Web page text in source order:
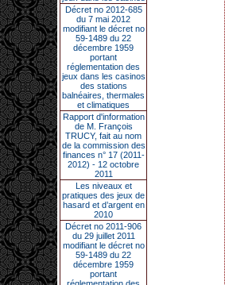
Décret no 2012-685
du 7 mai 2012
modifiant le décret no
59-1489 du 22
décembre 1959
portant
réglementation des
jeux dans les casinos
des stations
balnéaires, thermales
et climatiques
Rapport d'information
de M. François
TRUCY, fait au nom
de la commission des
finances n° 17 (2011-
2012) - 12 octobre
2011
Les niveaux et
pratiques des jeux de
hasard et d’argent en
2010
Décret no 2011-906
du 29 juillet 2011
modifiant le décret no
59-1489 du 22
décembre 1959
portant